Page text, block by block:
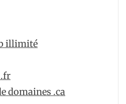
domaines .ca